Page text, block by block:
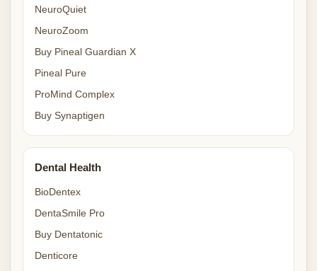
NeuroQuiet
NeuroZoom
Buy Pineal Guardian X
Pineal Pure
ProMind Complex
Buy Synaptigen
Dental Health
BioDentex
DentaSmile Pro
Buy Dentatonic
Denticore